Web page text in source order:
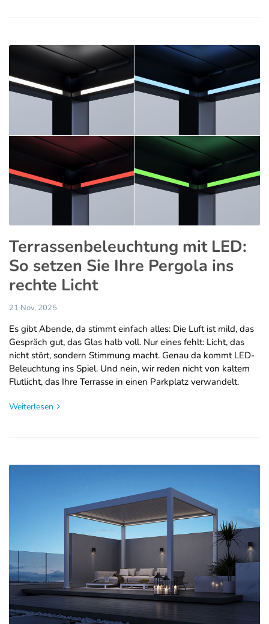
Terrassenbeleuchtung mit LED:
So setzen Sie Ihre Pergola ins
rechte Licht
21 Nov, 2025
Es gibt Abende, da stimmt einfach alles: Die Luft ist mild, das
Gespräch gut, das Glas halb voll. Nur eines fehlt: Licht, das
nicht stört, sondern Stimmung macht. Genau da kommt LED-
Beleuchtung ins Spiel. Und nein, wir reden nicht von kaltem
Flutlicht, das Ihre Terrasse in einen Parkplatz verwandelt.
Weiterlesen